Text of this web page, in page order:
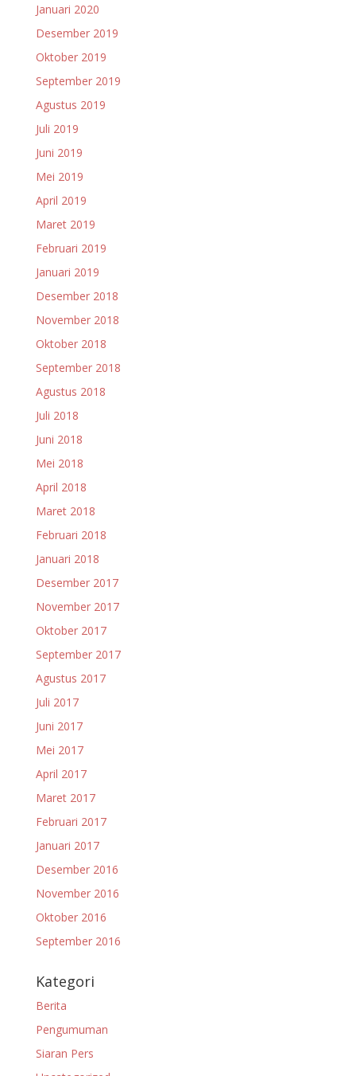
Januari 2020
Desember 2019
Oktober 2019
September 2019
Agustus 2019
Juli 2019
Juni 2019
Mei 2019
April 2019
Maret 2019
Februari 2019
Januari 2019
Desember 2018
November 2018
Oktober 2018
September 2018
Agustus 2018
Juli 2018
Juni 2018
Mei 2018
April 2018
Maret 2018
Februari 2018
Januari 2018
Desember 2017
November 2017
Oktober 2017
September 2017
Agustus 2017
Juli 2017
Juni 2017
Mei 2017
April 2017
Maret 2017
Februari 2017
Januari 2017
Desember 2016
November 2016
Oktober 2016
September 2016
Kategori
Berita
Pengumuman
Siaran Pers